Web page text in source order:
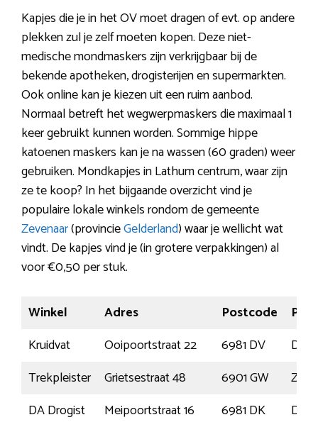
Kapjes die je in het OV moet dragen of evt. op andere
plekken zul je zelf moeten kopen. Deze niet-
medische mondmaskers zijn verkrijgbaar bij de
bekende apotheken, drogisterijen en supermarkten.
Ook online kan je kiezen uit een ruim aanbod.
Normaal betreft het wegwerpmaskers die maximaal 1
keer gebruikt kunnen worden. Sommige hippe
katoenen maskers kan je na wassen (60 graden) weer
gebruiken. Mondkapjes in Lathum centrum, waar zijn
ze te koop? In het bijgaande overzicht vind je
populaire lokale winkels rondom de gemeente
Zevenaar(provincieGelderland) waar je wellicht wat
vindt. De kapjes vind je (in grotere verpakkingen) al
voor €0,50 per stuk.
Winkel Adres Postcode
Kruidvat
Ooipoortstraat 22 6981 DV
Trekpleister
Grietsestraat 48 6901 GW
DA Drogist
Meipoortstraat 16 6981 DK